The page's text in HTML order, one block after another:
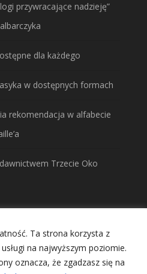
Ta strona korzysta z
na najwyższym poziomie.
oznacza, że zgadzasz się na
przywracające nadzieję”
dla każdego
w dostępnych formach
rekomendacja w alfabecie
Trzecie Oko
Trzecie